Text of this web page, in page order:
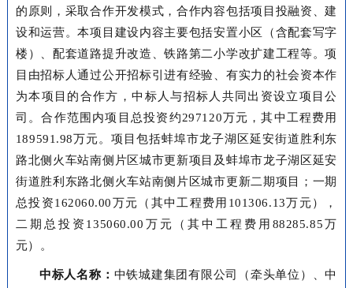
的原则，采取合作开发模式，合作内容包括项目投融资、建
设和运营。本项目建设内容主要包括安置小区（含配套写字
楼）、配套道路提升改造、铁路第二小学改扩建工程等。项
目由招标人通过公开招标引进有经验、有实力的社会资本作
为本项目的合作方，中标人与招标人共同出资设立项目公
司。合作范围内项目总投资约297120万元，其中工程费用
189591.98万元。项目包括蚌埠市龙子湖区延安街道胜利东
路北侧火车站南侧片区城市更新项目及蚌埠市龙子湖区延安
街道胜利东路北侧火车站南侧片区城市更新二期项目；一期
总投资162060.00万元（其中工程费用101306.13万元），
二期总投资135060.00万元（其中工程费用88285.85万
元）。
中标人名称： 中铁城建集团有限公司（牵头单位）、中